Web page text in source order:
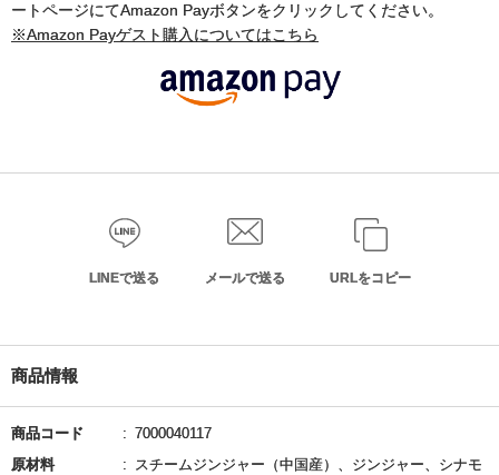
ートページにてAmazon Payボタンをクリックしてください。
※Amazon Payゲスト購入についてはこちら
LINEで送る メールで送る URLをコピー
商品情報
商品コード
7000040117
原材料
スチームジンジャー（中国産）、ジンジャー、シナモ